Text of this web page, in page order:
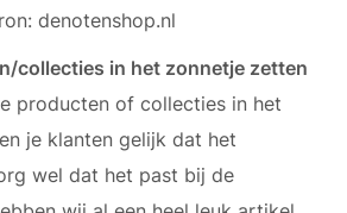
denotenshop.nl
collecties in het zonnetje zetten
producten of collecties in het
je klanten gelijk dat het
wel dat het past bij de